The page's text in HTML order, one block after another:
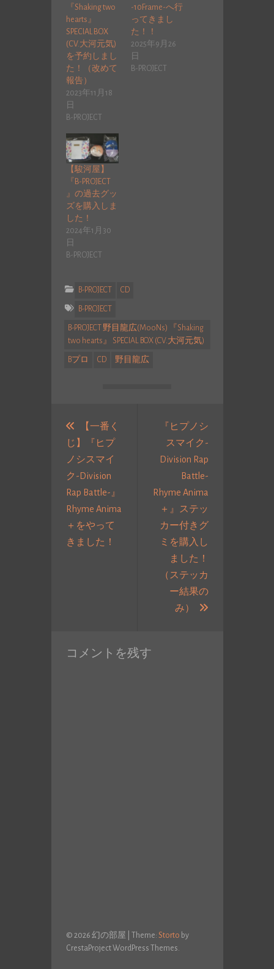
『Shaking two
hearts』
SPECIAL BOX
(CV.大河元気)
を予約しまし
た！（改めて
報告）
2023年11月18
日
B-PROJECT
-10Frame-へ行
ってきまし
た！！
2025年9月26
日
B-PROJECT
【駿河屋】
『B-PROJECT
』の過去グッ
ズを購入しま
した！
2024年1月30
日
B-PROJECT
B-PROJECT CD
B-PROJECT
B-PROJECT 野目龍広(MooNs) 『Shaking
two hearts』 SPECIAL BOX (CV.大河元気)
Bプロ CD 野目龍広
【一番く
じ】『ヒプ
ノシスマイ
ク-Division
Rap Battle-』
Rhyme Anima
＋をやって
きました！
『ヒプノシ
スマイク-
Division Rap
Battle-
Rhyme Anima
＋』ステッ
カー付きグ
ミを購入し
ました！
（ステッカ
ー結果の
み）
次
コメントを残す
© 2026 幻の部屋 Theme: Storto by
CrestaProject WordPress Themes.